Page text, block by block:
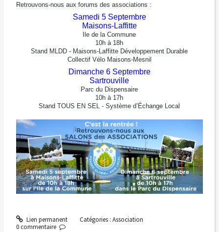
Retrouvons-nous aux forums des associations :
Samedi 5 Septembre
Maisons-Laffitte
Ile de la Commune
10h à 18h
Stand MLDD - Maisons-Laffitte Développement Durable
Collectif Vélo Maisons-Mesnil
Dimanche 6 Septembre
Sartrouville
Parc du Dispensaire
10h à 17h
Stand TOUS EN SEL - Système d’Échange Local
Lien permanent Catégories : Association
0 commentaire